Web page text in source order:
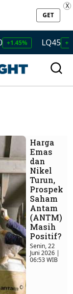
GET
X
LQ45 +1.50%
Harga
Emas
dan
Nikel
Turun,
Prospek
Saham
Antam
(ANTM)
Masih
Positif?
Senin, 22
Juni 2026 |
06:53 WIB